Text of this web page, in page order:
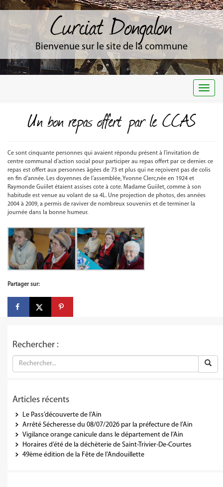
Curciat Dongalon
Bienvenue sur le site de la commune
Un bon repas offert par le CCAS
Ce sont cinquante personnes qui avaient répondu présent à l’invitation de
centre communal d’action social pour participer au repas offert par ce dernier. ce
repas est offert aux personnes âgées de 73 et plus qui ne reçoivent pas de colis
en fin d’année. Les doyennes de l’assemblée, Yvonne Clerc,née en 1924 et
Raymonde Guiilet étaient assises cote à cote. Madame Guiilet, comme à son
habitude est venue au volant de sa 4L. Une projection de photos, des années
2004 à 2009, a permis de raviver de nombreux souvenirs et de terminer la
journée dans la bonne humeur.
Partager sur:
Rechercher :
Articles récents
Le Pass’découverte de l’Ain
Arrêté Sécheresse du 08/07/2026 par la préfecture de l’Ain
Vigilance orange canicule dans le département de l’Ain
Horaires d’été de la déchèterie de Saint-Trivier-De-Courtes
49ème édition de la Fête de l’Andouillette